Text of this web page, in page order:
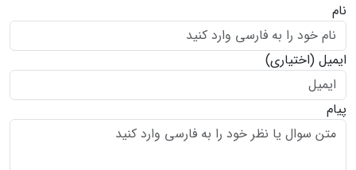
نام
ایمیل (اختیاری)
پیام